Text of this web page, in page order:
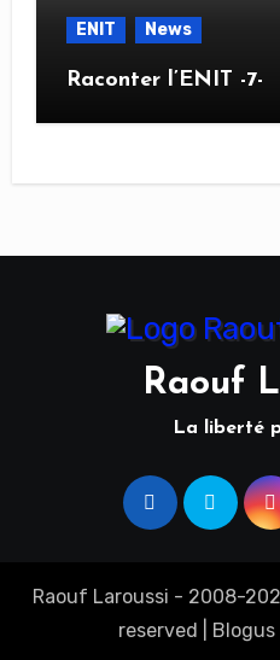
ENIT News
Raconter l’ENIT -7-
Raouf
La liberté
Raouf Laroussi - 2008-
reserved
Blogus